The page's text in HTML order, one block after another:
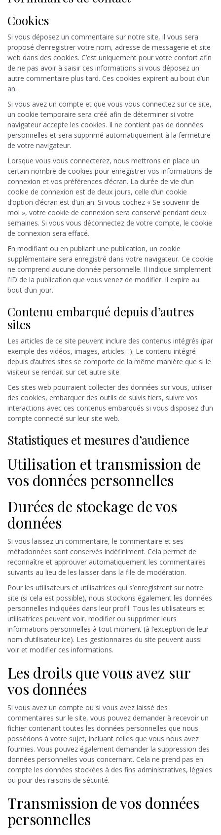
Cookies
Si vous déposez un commentaire sur notre site, il vous sera
proposé d’enregistrer votre nom, adresse de messagerie et site
web dans des cookies. C’est uniquement pour votre confort afin
de ne pas avoir à saisir ces informations si vous déposez un
autre commentaire plus tard. Ces cookies expirent au bout d’un
an.
Si vous avez un compte et que vous vous connectez sur ce site,
un cookie temporaire sera créé afin de déterminer si votre
navigateur accepte les cookies. Il ne contient pas de données
personnelles et sera supprimé automatiquement à la fermeture
de votre navigateur.
Lorsque vous vous connecterez, nous mettrons en place un
certain nombre de cookies pour enregistrer vos informations de
connexion et vos préférences d’écran. La durée de vie d’un
cookie de connexion est de deux jours, celle d’un cookie
d’option d’écran est d’un an. Si vous cochez « Se souvenir de
moi », votre cookie de connexion sera conservé pendant deux
semaines. Si vous vous déconnectez de votre compte, le cookie
de connexion sera effacé.
En modifiant ou en publiant une publication, un cookie
supplémentaire sera enregistré dans votre navigateur. Ce cookie
ne comprend aucune donnée personnelle. Il indique simplement
l’ID de la publication que vous venez de modifier. Il expire au
bout d’un jour.
Contenu embarqué depuis d’autres
sites
Les articles de ce site peuvent inclure des contenus intégrés (par
exemple des vidéos, images, articles…). Le contenu intégré
depuis d’autres sites se comporte de la même manière que si le
visiteur se rendait sur cet autre site.
Ces sites web pourraient collecter des données sur vous, utiliser
des cookies, embarquer des outils de suivis tiers, suivre vos
interactions avec ces contenus embarqués si vous disposez d’un
compte connecté sur leur site web.
Statistiques et mesures d’audience
Utilisation et transmission de
vos données personnelles
Durées de stockage de vos
données
Si vous laissez un commentaire, le commentaire et ses
métadonnées sont conservés indéfiniment. Cela permet de
reconnaître et approuver automatiquement les commentaires
suivants au lieu de les laisser dans la file de modération.
Pour les utilisateurs et utilisatrices qui s’enregistrent sur notre
site (si cela est possible), nous stockons également les données
personnelles indiquées dans leur profil. Tous les utilisateurs et
utilisatrices peuvent voir, modifier ou supprimer leurs
informations personnelles à tout moment (à l’exception de leur
nom d’utilisateur·ice). Les gestionnaires du site peuvent aussi
voir et modifier ces informations.
Les droits que vous avez sur
vos données
Si vous avez un compte ou si vous avez laissé des
commentaires sur le site, vous pouvez demander à recevoir un
fichier contenant toutes les données personnelles que nous
possédons à votre sujet, incluant celles que vous nous avez
fournies. Vous pouvez également demander la suppression des
données personnelles vous concernant. Cela ne prend pas en
compte les données stockées à des fins administratives, légales
ou pour des raisons de sécurité.
Transmission de vos données
personnelles